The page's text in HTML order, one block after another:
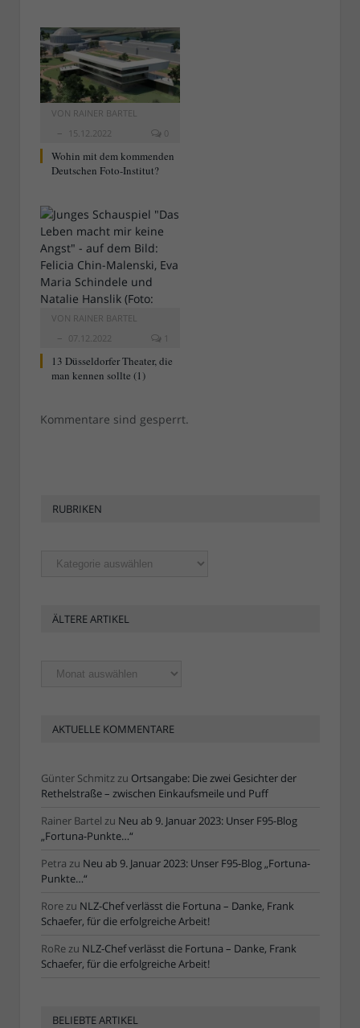
VON RAINER BARTEL
15.12.2022
0
Wohin mit dem kommenden
Deutschen Foto-Institut?
VON RAINER BARTEL
07.12.2022
1
13 Düsseldorfer Theater, die
man kennen sollte (1)
Kommentare sind gesperrt.
RUBRIKEN
Rubriken
ÄLTERE ARTIKEL
Ältere
Artikel
AKTUELLE KOMMENTARE
Günter Schmitzzu Ortsangabe: Die zwei Gesichter der
Rethelstraße – zwischen Einkaufsmeile und Puff
Rainer Bartel zu Neu ab 9. Januar 2023: Unser F95-Blog
„Fortuna-Punkte…“
Petra zu Neu ab 9. Januar 2023: Unser F95-Blog „Fortuna-
Punkte…“
Rorezu NLZ-Chef verlässt die Fortuna – Danke, Frank
Schaefer, für die erfolgreiche Arbeit!
RoRezu NLZ-Chef verlässt die Fortuna – Danke, Frank
Schaefer, für die erfolgreiche Arbeit!
BELIEBTE ARTIKEL